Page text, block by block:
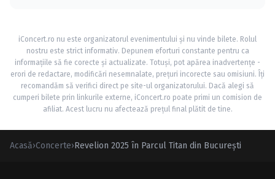
iConcert.ro nu este organizatorul evenimentului și nu vinde bilete. Rolul
nostru este strict informativ. Depunem eforturi constante pentru ca
informațiile să fie corecte și actualizate. Totuși, pot apărea inadvertențe -
erori de redactare, modificări nesemnalate, prețuri incorecte sau omisiuni. Îți
recomandăm să verifici direct pe site-ul organizatorului. Dacă alegi să
cumperi bilete prin linkurile externe, iConcert.ro poate primi un comision de
afiliat. Acest lucru nu afectează prețul final plătit de tine.
Acasă›Concerte›Revelion 2025 în Parcul Titan din București